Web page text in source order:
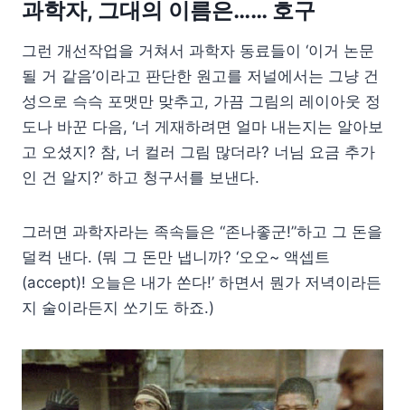
과학자, 그대의 이름은…… 호구
그런 개선작업을 거쳐서 과학자 동료들이 ‘이거 논문
될 거 같음’이라고 판단한 원고를 저널에서는 그냥 건
성으로 슥슥 포맷만 맞추고, 가끔 그림의 레이아웃 정
도나 바꾼 다음, ‘너 게재하려면 얼마 내는지는 알아보
고 오셨지? 참, 너 컬러 그림 많더라? 너님 요금 추가
인 건 알지?’ 하고 청구서를 보낸다.
그러면 과학자라는 족속들은 “존나좋군!”하고 그 돈을
덜컥 낸다. (뭐 그 돈만 냅니까? ‘오오~ 액셉트
(accept)! 오늘은 내가 쏜다!’ 하면서 뭔가 저녁이라든
지 술이라든지 쏘기도 하죠.)